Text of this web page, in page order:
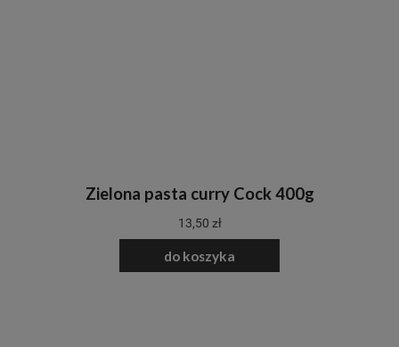
Zielona pasta curry Cock 400g
13,50 zł
do koszyka